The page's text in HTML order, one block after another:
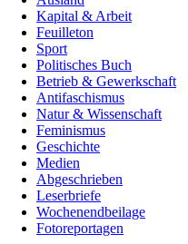
Kapital & Arbeit
Feuilleton
Sport
Politisches Buch
Betrieb & Gewerkschaft
Antifaschismus
Natur & Wissenschaft
Feminismus
Geschichte
Medien
Abgeschrieben
Leserbriefe
Wochenendbeilage
Fotoreportagen